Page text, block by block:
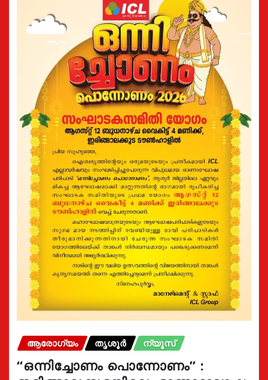
ആരോഗ്യം തൃശൂർ ന്യൂസ്
“ഒന്നിച്ചോണം പൊന്നോണം” :